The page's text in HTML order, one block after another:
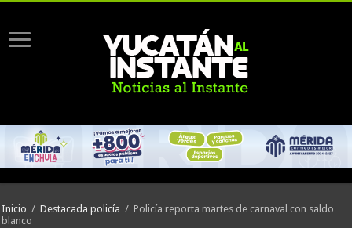
Inicio / Destacada policía / Policía reporta martes de carnaval con saldo
blanco